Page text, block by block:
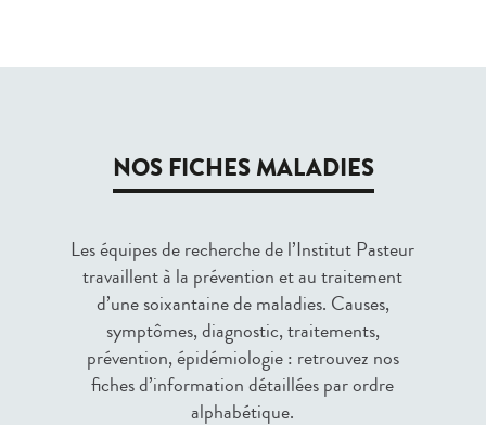
NOS FICHES MALADIES
Les équipes de recherche de l’Institut Pasteur
travaillent à la prévention et au traitement
d’une soixantaine de maladies. Causes,
symptômes, diagnostic, traitements,
prévention, épidémiologie : retrouvez nos
ﬁches d’information détaillées par ordre
alphabétique.